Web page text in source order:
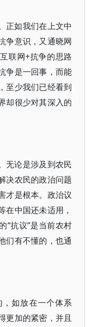
正如我们在上文中
争意识，又通晓网
联网+抗争的思路
争是一回事，而能
至少我们已经看到
却很少对其深入的
无论是涉及到农民
决农民的政治问题
才是根本。政治议
在中国还未适用，
“抗议”是当前农村
们有不懂的，也通
如放在一个体系
更加的紧密，并且